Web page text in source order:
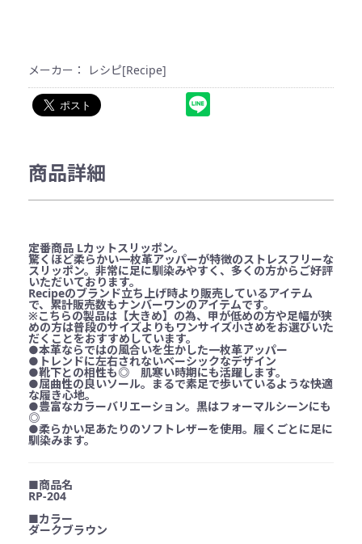
メーカー： レシピ[Recipe]
商品詳細
定番商品 Lカットスリッポン。
驚くほど柔らかい一枚革アッパーが特徴のストレスフリーな
スリッポン。非常に足に馴染みやすく、多くの方からご好評
いただいております。
Recipeのブランド立ち上げ時より販売しているアイテム
で、累計販売数もナンバーワンのアイテムです。
※こちらの製品は【大きめ】の為、甲が低めの方や足幅が狭
めの方は普段のサイズよりもワンサイズ小さめをお選びいた
だくことをおすすめしています。
●本革ならではの風合いを生かした一枚革アッパー
●トレンドに左右されないベーシックなデザイン
●靴下との相性も◎ 肌寒い時期にも活躍します。
●屈曲性の良いソール。まるで素足で歩いているような快適
な履き心地。
●豊富なカラーバリエーション。黒はフォーマルシーンにも
◎
●柔らかい足あたりのソフトレザーを使用。履くごとに足に
馴染みます。
■商品名
RP-204
■カラー
ダークブラウン